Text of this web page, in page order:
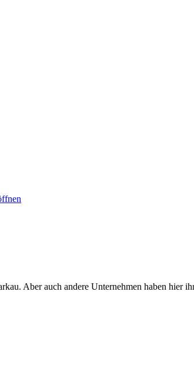
Aber auch andere Unternehmen haben hier